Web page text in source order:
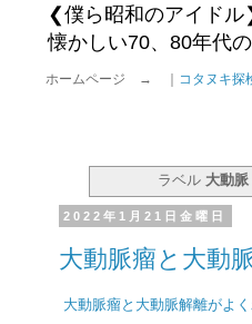
❮僕ら昭和のアイドル
懐かしい70、80年代
ホームページ → ｜ コタヌキ探
ラベル 大動脈
2022年1月21日金曜日
大動脈瘤と大動
大動脈瘤と大動脈解離がよ